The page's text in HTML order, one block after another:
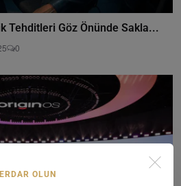
Tehditleri Göz Önünde Sakla...
0
OLUN